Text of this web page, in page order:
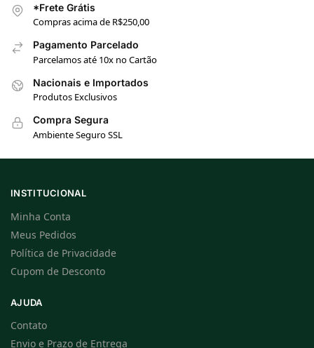
*Frete Grátis
Compras acima de R$250,00
Pagamento Parcelado
Parcelamos até 10x no Cartão
Nacionais e Importados
Produtos Exclusivos
Compra Segura
Ambiente Seguro SSL
INSTITUCIONAL
Minha Conta
Meus Pedidos
Política de Privacidade
Cupom de Desconto
AJUDA
Contato
Envio e Prazo de Entrega